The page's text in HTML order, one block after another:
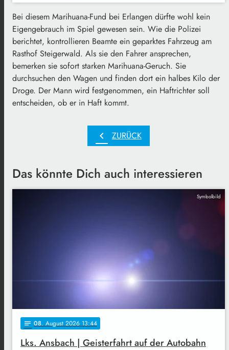
Bei diesem Marihuana-Fund bei Erlangen dürfte wohl kein
Eigengebrauch im Spiel gewesen sein. Wie die Polizei
berichtet, kontrollieren Beamte ein geparktes Fahrzeug am
Rasthof Steigerwald. Als sie den Fahrer ansprechen,
bemerken sie sofort starken Marihuana-Geruch. Sie
durchsuchen den Wagen und finden dort ein halbes Kilo der
Droge. Der Mann wird festgenommen, ein Haftrichter soll
entscheiden, ob er in Haft kommt.
chevron_left ZURÜCK
Das könnte Dich auch interessieren
Symbolbild
notes 08. August 2026 13:44
Lks. Ansbach | Geisterfahrt auf der Autobahn